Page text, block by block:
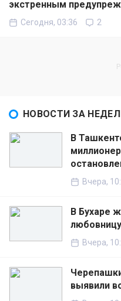
экстренным
Сегодня, 03:36 2
НОВОСТИ ЗА
В
Вчера,
В Бухаре
Вчера,
выявили